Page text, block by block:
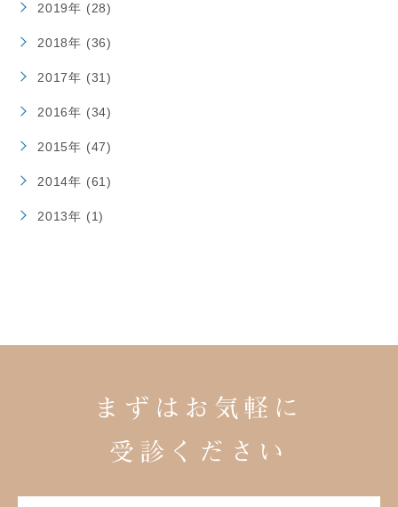
2019年 (28)
2018年 (36)
2017年 (31)
2016年 (34)
2015年 (47)
2014年 (61)
2013年 (1)
まずはお気軽に
受診ください